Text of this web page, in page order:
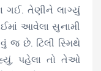
ગઈ. તેણીને લાગ્યું
આવેલા સુનામી
જ છે. ટિલી સ્મિથે
પહેલા તો તેઓ